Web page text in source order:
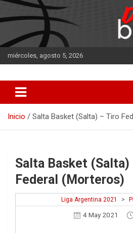
Saltar
al
contenido
miércoles, agosto 5, 2026
DATA Basquet
Inicio Salta Basket (Salta) – Tiro
Salta Basket
Federal (Morteros)
Liga Argentina 2021 >
4 May 2021